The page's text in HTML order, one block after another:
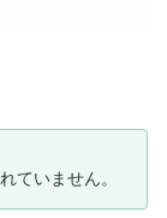
ていません。